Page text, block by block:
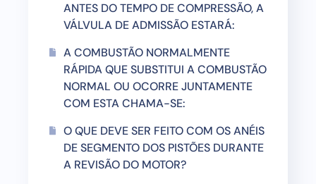
ANTES DO TEMPO DE COMPRESSÃO, A
VÁLVULA DE ADMISSÃO ESTARÁ:
A COMBUSTÃO NORMALMENTE
RÁPIDA QUE SUBSTITUI A COMBUSTÃO
NORMAL OU OCORRE JUNTAMENTE
COM ESTA CHAMA-SE:
O QUE DEVE SER FEITO COM OS ANÉIS
DE SEGMENTO DOS PISTÕES DURANTE
A REVISÃO DO MOTOR?